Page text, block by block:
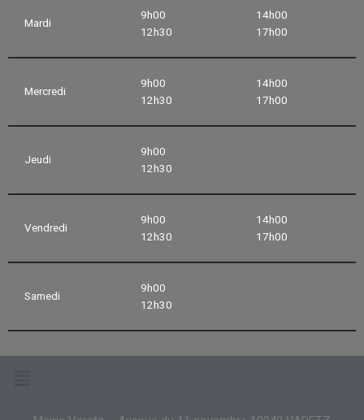
Mardi
9h00
12h30
14h00
17h00
Mercredi
9h00
12h30
14h00
17h00
Jeudi
9h00
12h30
Vendredi
9h00
12h30
14h00
17h00
Samedi
9h00
12h30